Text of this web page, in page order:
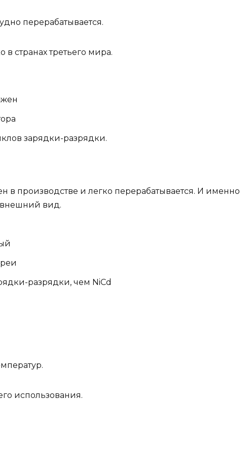
перерабатывается.
в странах третьего мира.
зарядки-разрядки.
в производстве и легко перерабатывается. И именно
внешний вид.
разрядки, чем NiCd
использования.